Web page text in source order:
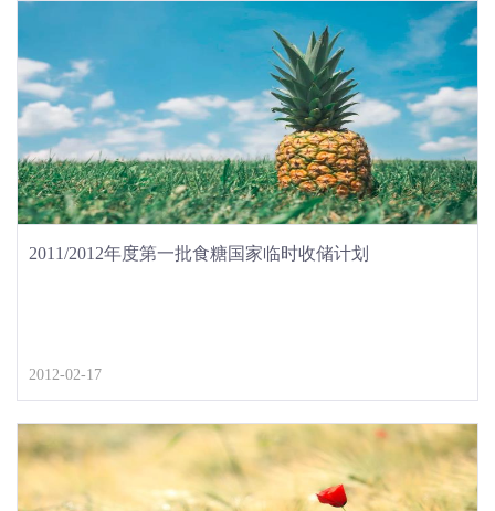
2011/2012年度第一批食糖国家临时收储计划
2012-02-17